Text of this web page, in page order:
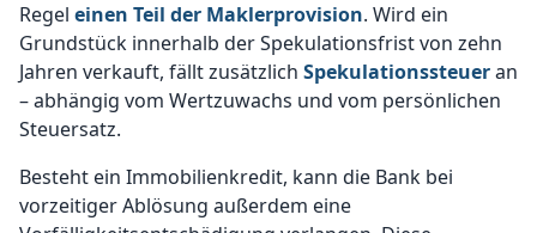
Regel einen Teil der Maklerprovision. Wird ein
Grundstück innerhalb der Spekulationsfrist von zehn
Jahren verkauft, fällt zusätzlich Spekulationssteueran
– abhängig vom Wertzuwachs und vom persönlichen
Steuersatz.
Besteht ein Immobilienkredit, kann die Bank bei
vorzeitiger Ablösung außerdem eine